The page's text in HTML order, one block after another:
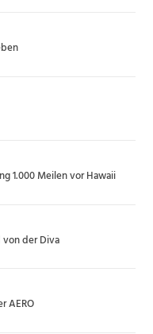
1.000 Meilen vor Hawaii
von der Diva
AERO